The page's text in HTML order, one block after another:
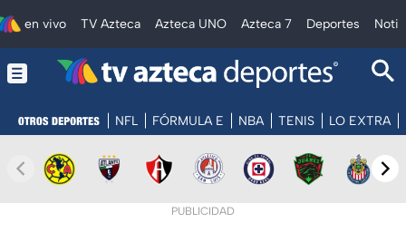
en vivo TV Azteca Azteca UNO Azteca 7 Deportes
NFL FÓRMULA E NBA TENIS LO EXTRA
PUBLICIDAD